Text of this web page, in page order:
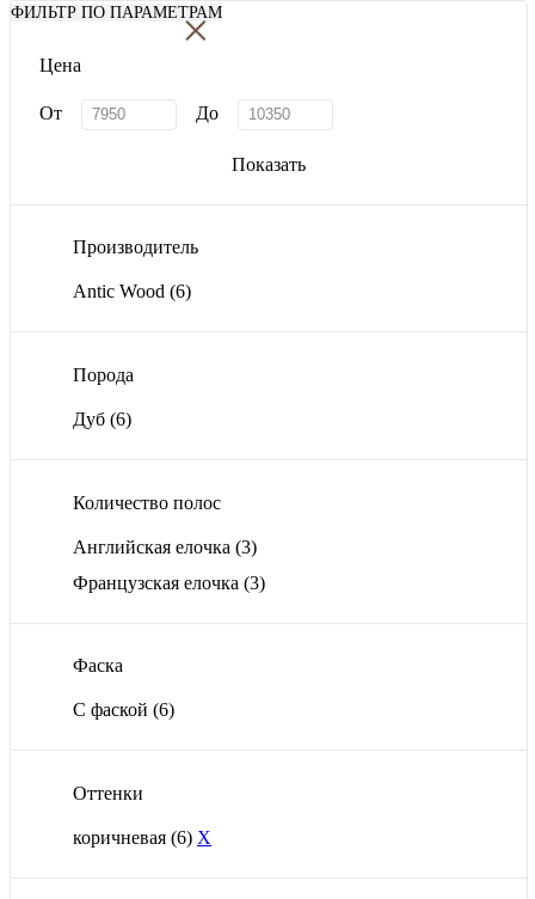
ФИЛЬТР ПО ПАРАМЕТРАМ
×
Цена
От До
Показать
Производитель
Antic Wood (6)
Порода
Дуб (6)
Количество полос
Английская елочка (3)
Французская елочка (3)
Фаска
С фаской (6)
Оттенки
коричневая (6) X